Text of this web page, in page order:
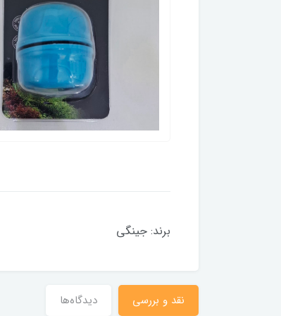
برند: جینگی
نقد و بررسی دیدگاه‌ها